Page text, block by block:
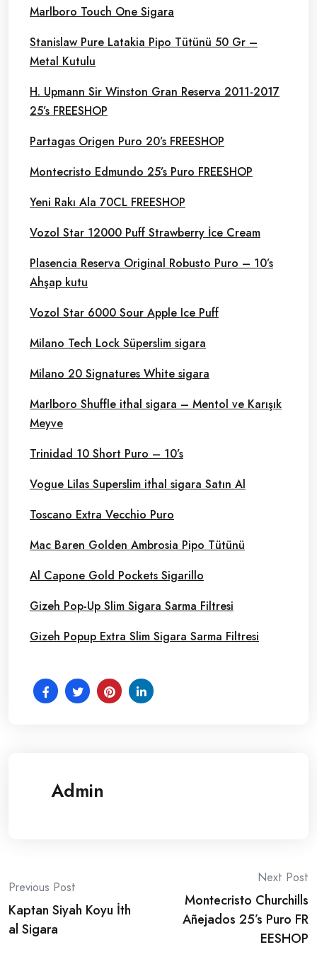
Marlboro Touch One Sigara
Stanislaw Pure Latakia Pipo Tütünü 50 Gr –
Metal Kutulu
H. Upmann Sir Winston Gran Reserva 2011-2017
25’s FREESHOP
Partagas Origen Puro 20’s FREESHOP
Montecristo Edmundo 25’s Puro FREESHOP
Yeni Rakı Ala 70CL FREESHOP
Vozol Star 12000 Puff Strawberry İce Cream
Plasencia Reserva Original Robusto Puro – 10’s
Ahşap kutu
Vozol Star 6000 Sour Apple Ice Puff
Milano Tech Lock Süperslim sigara
Milano 20 Signatures White sigara
Marlboro Shuffle ithal sigara – Mentol ve Karışık
Meyve
Trinidad 10 Short Puro – 10’s
Vogue Lilas Superslim ithal sigara Satın Al
Toscano Extra Vecchio Puro
Mac Baren Golden Ambrosia Pipo Tütünü
Al Capone Gold Pockets Sigarillo
Gizeh Pop-Up Slim Sigara Sarma Filtresi
Gizeh Popup Extra Slim Sigara Sarma Filtresi
Admin
Post
navigation
Previous Post
Kaptan Siyah Koyu İth
al Sigara
Next Post
Montecristo Churchills
Añejados 25’s Puro FR
EESHOP